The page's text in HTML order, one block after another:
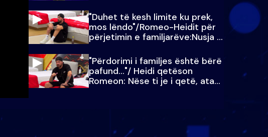
"Duhet të kesh limite ku prek,
mos lëndo"/Romeo-Heidit për
përjetimin e familjarëve:Nusja e
Julit…
"Përdorimi i familjes është bërë
pafund…"/ Heidi qetëson
Romeon: Nëse ti je i qetë, ata
qetësohen